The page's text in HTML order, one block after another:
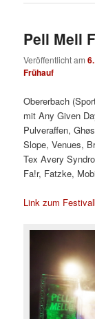
Pell Mell
Veröffentlicht am
Frühauf
Obererbach
mit Any Given
Pulveraffen,
Slope, Venues,
Tex Avery
Fa!r, Fatzke,
Link zum